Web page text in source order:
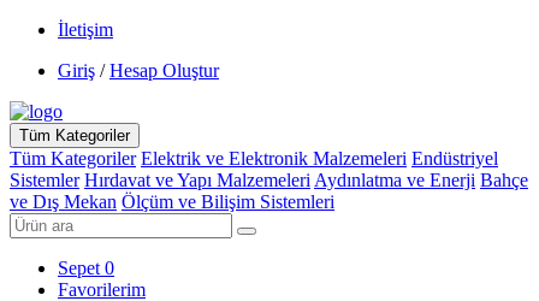
İletişim
Giriş / Hesap Oluştur
Tüm Kategoriler
Tüm Kategoriler Elektrik ve Elektronik Malzemeleri Endüstriyel
Sistemler Hırdavat ve Yapı Malzemeleri Aydınlatma ve Enerji Bahçe
ve Dış Mekan Ölçüm ve Bilişim Sistemleri
Sepet 0
Favorilerim